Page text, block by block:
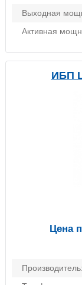
Выходная
Активная
ИБП
Производитель:
Цена